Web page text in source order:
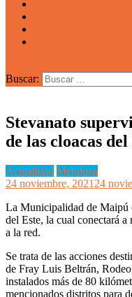
Buscar:
Stevanato
de las cloacas del
Actualidad Mendoza
24 noviembre, 2021 24
La Municipalidad de Maipú
del Este, la cual conectará
a la red.
Se trata de las acciones
de Fray Luis Beltrán,
instalados más de 80
mencionados distritos para